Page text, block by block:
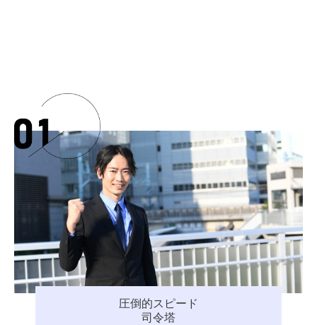
圧倒的スピード
司令塔